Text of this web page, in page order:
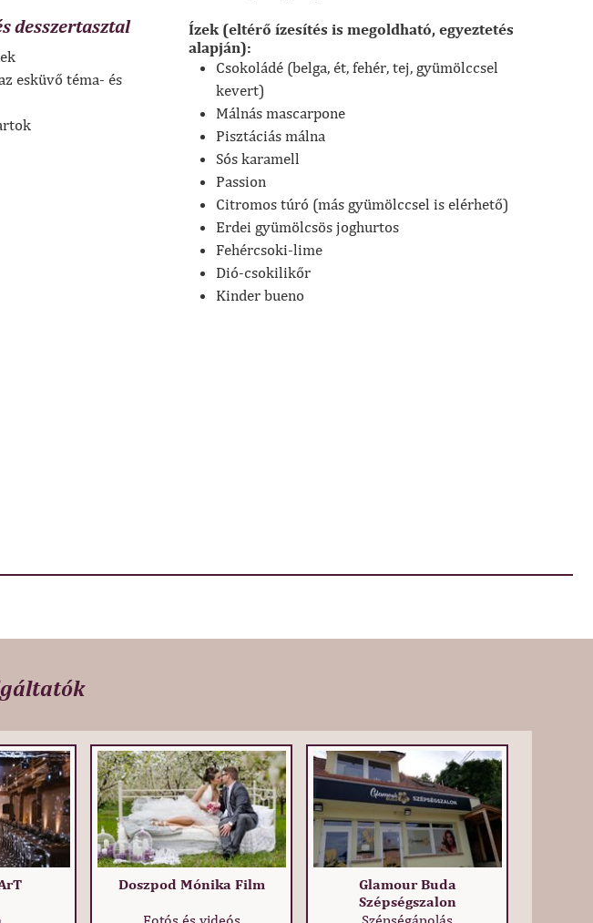
desszertasztal
esküvő téma- és
Ízek (eltérő ízesítés is megoldható, egyeztetés
alapján):
Csokoládé (belga, ét, fehér, tej, gyümölccsel
kevert)
Málnás mascarpone
Pisztáciás málna
Sós karamell
Passion
Citromos túró (más gyümölccsel is elérhető)
Erdei gyümölcsös joghurtos
Fehércsoki-lime
Dió-csokilikőr
Kinder bueno
Doszpod Mónika Film
Glamour Buda
Szépségszalon